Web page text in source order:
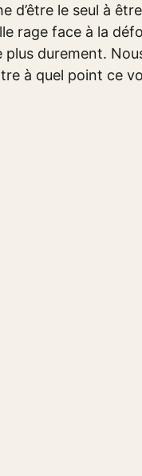
d’être le seul à
rage face à la
durement.
à quel point ce